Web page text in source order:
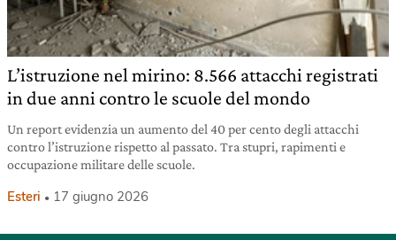
L’istruzione nel mirino: 8.566 attacchi registrati
in due anni contro le scuole del mondo
Un report evidenzia un aumento del 40 per cento degli attacchi
contro l’istruzione rispetto al passato. Tra stupri, rapimenti e
occupazione militare delle scuole.
Esteri 17 giugno 2026